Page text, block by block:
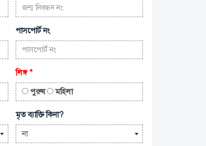
পাসপোর্ট নং
লিঙ্গ*
পুরুষ
মহিলা
মৃত ব্যাক্তি কিনা?
না